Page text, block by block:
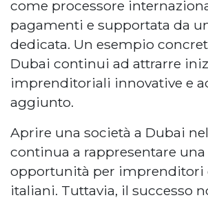
come processore
pagamenti e supportata da
dedicata. Un esempio
Dubai continui ad attrarre
imprenditoriali innovative e
aggiunto.
Aprire una società a Dubai
continua a rappresentare
opportunità per imprenditori
italiani. Tuttavia, il successo